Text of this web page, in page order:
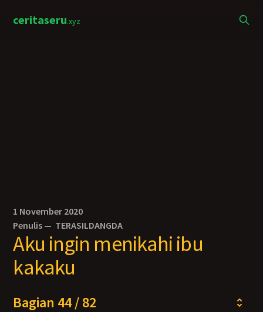
ceritaseru.xyz
1 November 2020
Penulis — TERASILDANGDA
Aku ingin menikahi ibu
kakaku
Bagian 44 / 82